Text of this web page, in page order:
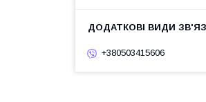
+380503415606